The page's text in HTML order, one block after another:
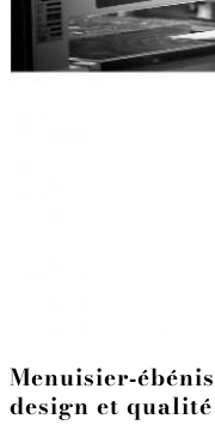
design et qualité